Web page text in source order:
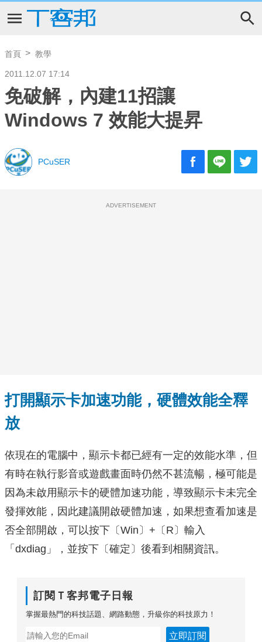
首頁 教學
2011.12.07 17:14
免破解，內建11招讓
Windows 7 效能大提昇
PCuSER
ADVERTISEMENT
打開顯示卡加速功能，硬體效能全釋
放
依現在的電腦中，顯示卡都已經有一定的效能水準，但
有時在執行影音或遊戲畫面時仍然不甚流暢，極可能是
因為未啟用顯示卡的硬體加速功能，導致顯示卡未完全
發揮效能，因此建議開啟硬體加速，如果想查看加速是
否全部開啟，可以按下〔Win〕+〔R〕輸入
「dxdiag」，並按下〔確定〕後看到相關資訊。
訂閱Ｔ客邦電子日報
掌握最熱門的科技話題、網路動態，升級你的科技原力！
立即訂閱